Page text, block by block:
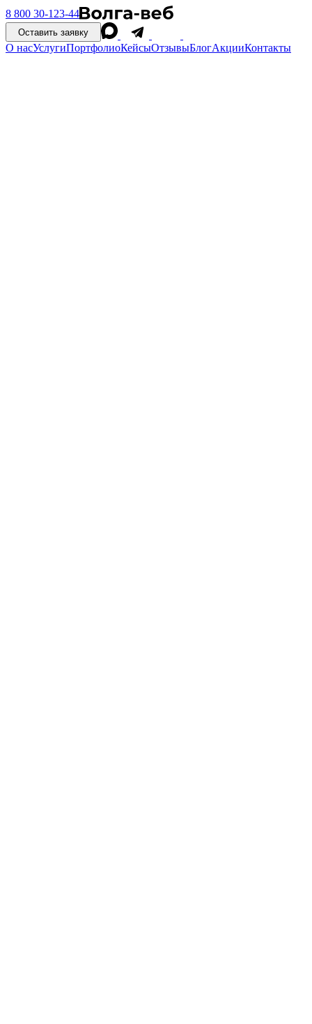
О насУслугиПортфолиоКейсыОтзывыБлогАкцииКонтакты
Оставить заявку
8 800 30-123-44